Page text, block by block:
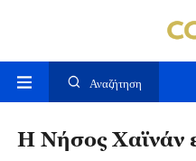
Αναζήτηση
Η Νήσος Χαϊνάν